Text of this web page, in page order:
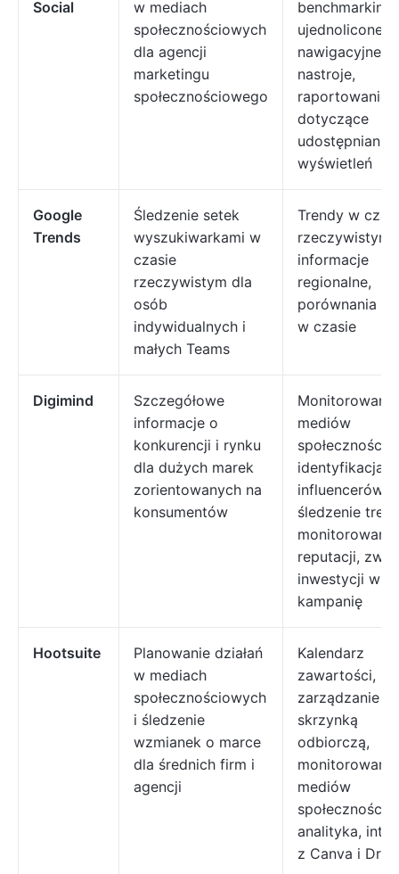
Social
w mediach
społecznościowych
dla agencji
marketingu
społecznościowego
benchmarking,
ujednolicone
nawigacyjne,
nastroje,
raportowanie
dotyczące
udostępniania
wyświetleń
Google
Trends
Śledzenie setek
wyszukiwarkami w
czasie
rzeczywistym dla
osób
indywidualnych i
małych Teams
Trendy w
rzeczywistym,
informacje
regionalne,
porównania
w czasie
Digimind
Szczegółowe
informacje o
konkurencji i rynku
dla dużych marek
zorientowanych na
konsumentów
Monitorowanie
mediów
identyfikacja
influencerów
śledzenie
monitorowanie
reputacji,
inwestycji w
kampanię
Hootsuite
Planowanie działań
w mediach
społecznościowych
i śledzenie
wzmianek o marce
dla średnich firm i
agencji
Kalendarz
zawartości,
zarządzanie
skrzynką
odbiorczą,
monitorowanie
mediów
analityka,
z Canva i